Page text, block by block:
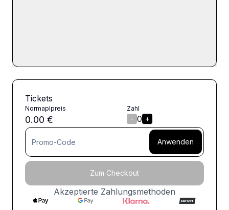
Tickets
Normaplpreis
0.00 €
Zahl
- 0 +
Anwenden
Zum Checkout
Akzeptierte Zahlungsmethoden